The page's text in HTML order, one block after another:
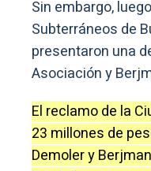
Sin embargo,
Subterráneos de
presentaron una
Asociación y
El reclamo de la
23 millones de
Demoler y